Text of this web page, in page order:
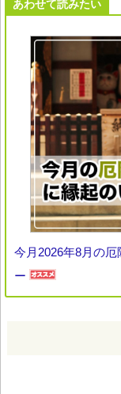
あわせて読みたい
今月2026年8月の
ー